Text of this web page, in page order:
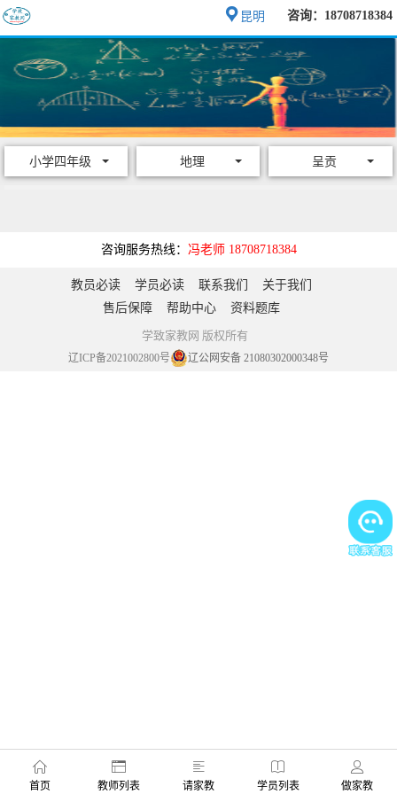
咨询：18708718384
昆明
小学四年级 地理 呈贡
咨询服务热线： 冯老师 18708718384
教员必读 学员必读 联系我们
关于我们
售后保障
帮助中心 资料题库
学致家教网 版权所有
辽ICP备2021002800号 辽公网安备 21080302000348号
首页 教师列表 请家教 学员列表 做家教